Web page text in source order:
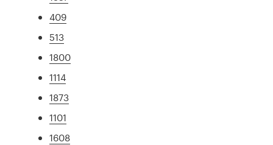
409
513
1800
1114
1873
1101
1608